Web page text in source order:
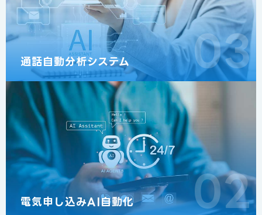
03
通話自動分析システム
02
電気申し込みAI自動化